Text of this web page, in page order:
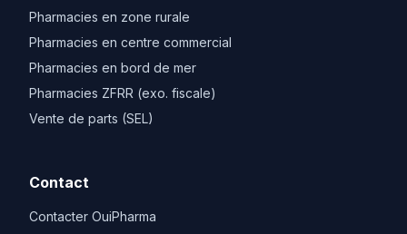
Pharmacies en zone rurale
Pharmacies en centre commercial
Pharmacies en bord de mer
Pharmacies ZFRR (exo. fiscale)
Vente de parts (SEL)
Contact
Contacter OuiPharma